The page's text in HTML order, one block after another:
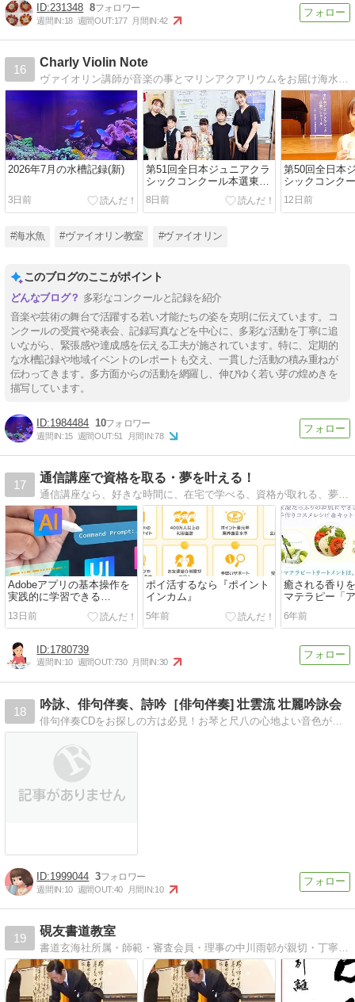
231348 8
週間IN:18 週間OUT:177 月間IN:42
16
Charly Violin Note
2026年7月の水槽記録(新)
3日前
第51回全日本ジュニアクラ
シックコンクール本選東京
8日前
第50回全日本
シックコンク
12日前
#海水魚 #ヴァイオリン教室 #ヴァイオリン
このブログのここがポイント
多彩なコンクールと記録を紹介
音楽や芸術の舞台で活躍する若い才能たちの姿を克明に伝えています。コ
ンクールの受賞や発表会、記録写真などを中心に、多彩な活動を丁寧に追
いながら、緊張感や達成感を伝える工夫が施されています。特に、定期的
な水槽記録や地域イベントのレポートも交え、一貫した活動の積み重ねが
伝わってきます。多方面からの活動を網羅し、伸びゆく若い芽の煌めきを
描写しています。
1984484 10
週間IN:15 週間OUT:51 月間IN:78
17
通信講座で資格を取る・夢を叶える！
通信講座なら、好きな時間に、在宅で学べる、資格が取れる、夢が叶う！
Adobeアプリの基本操作を
実践的に学習できる
「Adobeベーシック講座＋
Adobe Creative Cloud
Pro」
13日前
ポイ活するなら『ポイント
インカム』
5年前
癒される香り
マテラピー「
ー検定1・2級
6年前
1780739
週間IN:10 週間OUT:730 月間IN:30
18
吟詠、俳句伴奏、詩吟［俳句伴奏] 壮雲流 壮麗吟詠会
俳句伴奏CDをお探しの方は必見！お琴と尺八の心地よい音色が貴方の俳句朗詠を引き立てます。是非、発表会などにお使い下さい。試聴もできます。
1999044 3
週間IN:10 週間OUT:40 月間IN:10
19
硯友書道教室
書道玄海社所属・師範・審査会員・理事の中川雨邨が親切・丁寧に指導します。令和４年２月現在、小中高生と社会人36名が楽しく真剣に書道を学んでいます。教室の所在地は、茨城県牛久市です。JR常磐線ひたち野うしく駅西口から徒歩８分です。